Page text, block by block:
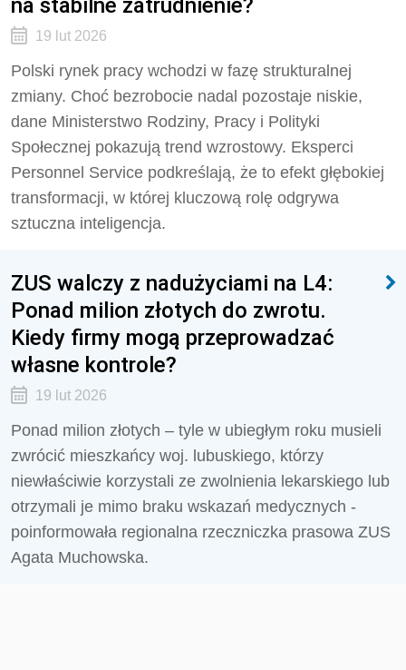
19 lut 2026
Polski rynek pracy wchodzi w fazę strukturalnej
zmiany. Choć bezrobocie nadal pozostaje niskie,
dane Ministerstwo Rodziny, Pracy i Polityki
Społecznej pokazują trend wzrostowy. Eksperci
Personnel Service podkreślają, że to efekt głębokiej
transformacji, w której kluczową rolę odgrywa
sztuczna inteligencja.
ZUS walczy z nadużyciami na L4:
Ponad milion złotych do zwrotu.
Kiedy firmy mogą przeprowadzać
własne kontrole?
19 lut 2026
Ponad milion złotych – tyle w ubiegłym roku musieli
zwrócić mieszkańcy woj. lubuskiego, którzy
niewłaściwie korzystali ze zwolnienia lekarskiego lub
otrzymali je mimo braku wskazań medycznych -
poinformowała regionalna rzeczniczka prasowa ZUS
Agata Muchowska.